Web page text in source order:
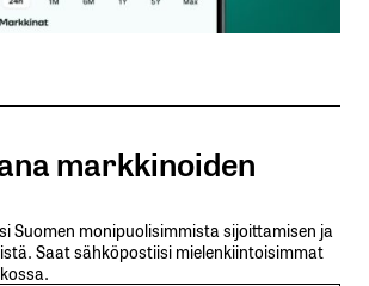
uutiskirje
markkinoiden
Suomen monipuolisimmista sijoittamisen ja
Saat sähköpostiisi mielenkiintoisimmat